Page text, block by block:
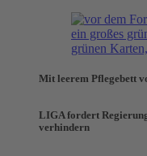
Mit leerem Pflegebett
LIGA fordert
verhindern